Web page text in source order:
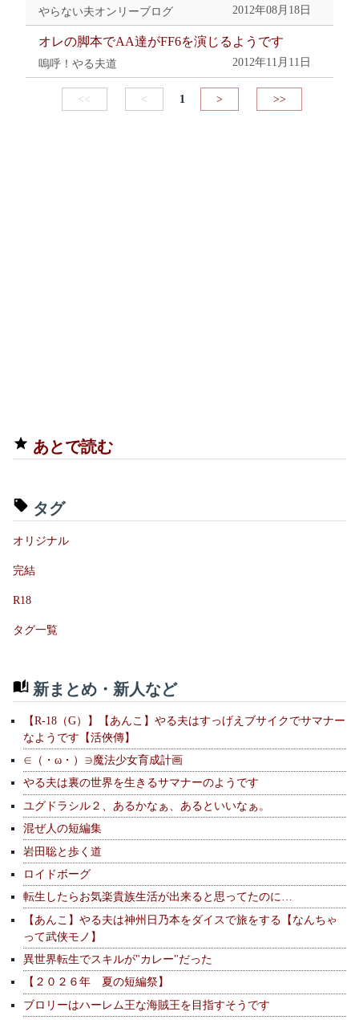
やらない夫オンリーブログ 2012年08月18日
オレの脚本でAA達がFF6を演じるようです
嗚呼！やる夫道 2012年11月11日
<< < 1 > >>
あとで読む
タグ
オリジナル
完結
R18
タグ一覧
新まとめ・新人など
【R-18（G）】【あんこ】やる夫はすっげえブサイクでサマナー
なようです【活俠傳】
∈（・ω・）∋魔法少女育成計画
やる夫は裏の世界を生きるサマナーのようです
ユグドラシル２、あるかなぁ、あるといいなぁ。
混ぜ人の短編集
岩田聡と歩く道
ロイドボーグ
転生したらお気楽貴族生活が出来ると思ってたのに…
【あんこ】やる夫は神州日乃本をダイスで旅をする【なんちゃ
って武侠モノ】
異世界転生でスキルが"カレー"だった
【２０２６年 夏の短編祭】
ブロリーはハーレム王な海賊王を目指すそうです